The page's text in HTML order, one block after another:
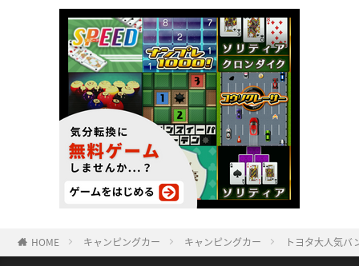
HOME キャンピングカー キャンピングカー トヨタ大人気